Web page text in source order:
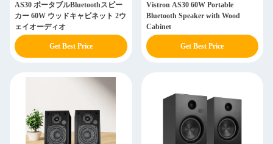
AS30 ポータブルBluetoothスピー
カー 60W ウッドキャビネット 2ウ
ェイオーディオ
Get Best Price
Vistron AS30 60W Portable
Bluetooth Speaker with Wood
Cabinet
Get Best Price